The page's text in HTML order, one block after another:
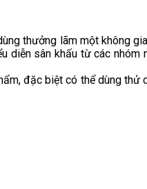
thưởng lãm một không
diễn sân khấu từ các nhóm
đặc biệt có thể dùng